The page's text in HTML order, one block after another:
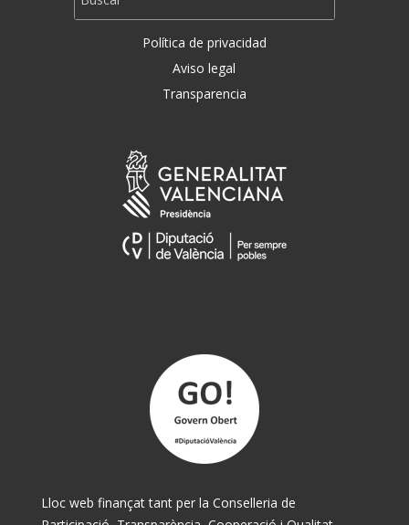
Política de privacidad
Aviso legal
Transparencia
Lloc web finançat tant per la Conselleria de